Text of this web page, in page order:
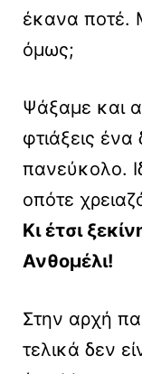
έκανα ποτέ.
όμως;
Ψάξαμε και
φτιάξεις
πανεύκολο.
οπότε
Κι έτσι
Ανθομέλι!
Στην αρχή
τελικά δεν